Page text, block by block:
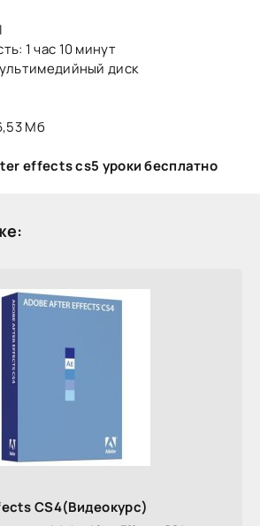
1 час 10 минут
диск
Мб
effects cs5 уроки бесплатно
CS4(Видеокурс)